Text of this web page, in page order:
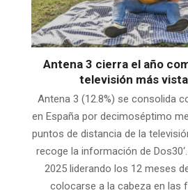
Antena 3 cierra el año
televisión más
Antena 3 (12.8%) se consolida
en España por decimoséptimo
puntos de distancia de la
recoge la información de
2025 liderando los 12 meses
colocarse a la cabeza en las